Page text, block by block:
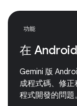
功能
在
Gemini 版
成程式碼、修
程式開發的問題。